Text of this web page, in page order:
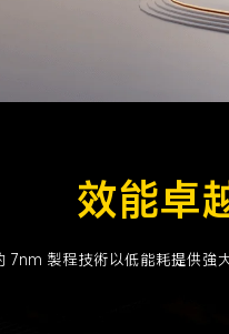
效能卓
製程技術以低能耗提供強